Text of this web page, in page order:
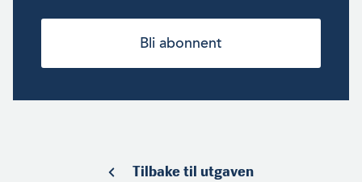
Bli abonnent
Tilbake til utgaven